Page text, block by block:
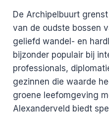
De Archipelbuurt
van de oudste bossen
geliefd wandel- en
bijzonder populair bij
professionals,
gezinnen die waarde
groene leefomgeving
Alexanderveld biedt